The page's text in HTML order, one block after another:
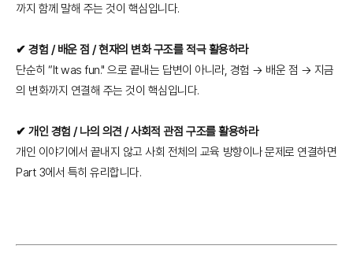
까지 함께 말해 주는 것이 핵심입니다.
✔ 경험 / 배운 점 / 현재의 변화 구조를 적극 활용하라
단순히 “It was fun." 으로 끝내는 답변이 아니라, 경험 → 배운 점 → 지금
의 변화까지 연결해 주는 것이 핵심입니다.
✔ 개인 경험 / 나의 의견 / 사회적 관점 구조를 활용하라
개인 이야기에서 끝내지 않고 사회 전체의 교육 방향이나 문제로 연결하면
Part 3에서 특히 유리합니다.